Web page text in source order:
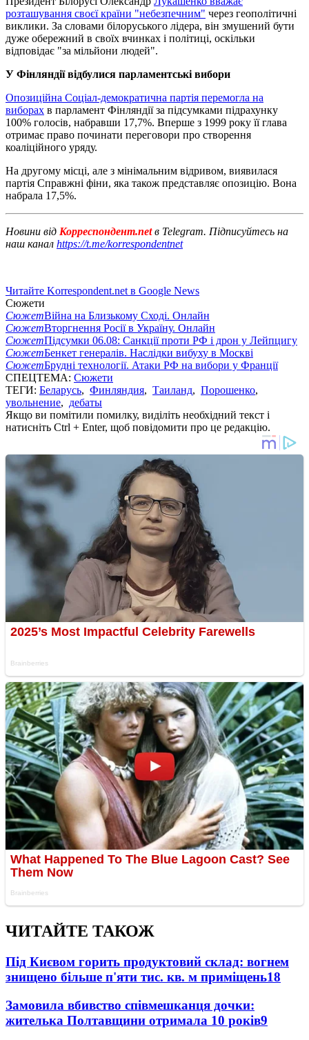
розташування своєї країни "небезпечним" через геополітичні
виклики. За словами білоруського лідера, він змушений бути
дуже обережний в своїх вчинках і політиці, оскільки
відповідає "за мільйони людей".
У Фінляндії відбулися парламентські вибори
Опозиційна Соціал-демократична партія перемогла на
виборах в парламент Фінляндії за підсумками підрахунку
100% голосів, набравши 17,7%. Вперше з 1999 року її глава
отримає право починати переговори про створення
коаліційного уряду.
На другому місці, але з мінімальним відривом, виявилася
партія Справжні фіни, яка також представляє опозицію. Вона
набрала 17,5%.
Новини від Корреспондент.netв Telegram. Підписуйтесь на
наш канал https://t.me/korrespondentnet
Читайте Korrespondent.net в Google News
Сюжети
СюжетВійна на Близькому Сході. Онлайн
СюжетВторгнення Росії в Україну. Онлайн
СюжетПідсумки 06.08: Санкції проти РФ і дрон у Лейпцигу
СюжетБенкет генералів. Наслідки вибуху в Москві
СюжетБрудні технології. Атаки РФ на вибори у Франції
СПЕЦТЕМА: Сюжети
ТЕГИ: Беларусь, Финляндия, Таиланд, Порошенко,
увольнение, дебаты
Якщо ви помітили помилку, виділіть необхідний текст і
натисніть Ctrl + Enter, щоб повідомити про це редакцію.
ЧИТАЙТЕ ТАКОЖ
Під Києвом горить продуктовий склад: вогнем
знищено більше п'яти тис. кв. м приміщень18
Замовила вбивство співмешканця дочки:
жителька Полтавщини отримала 10 років9